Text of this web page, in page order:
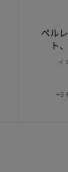
ペル
ト
イ
+3